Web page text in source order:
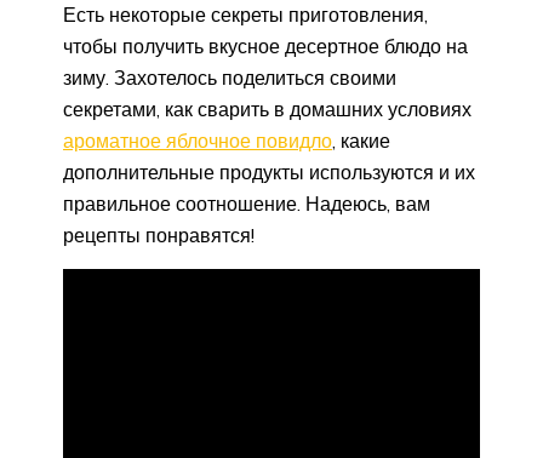
Есть некоторые секреты приготовления,
чтобы получить вкусное десертное блюдо на
зиму. Захотелось поделиться своими
секретами, как сварить в домашних условиях
ароматное яблочное повидло , какие
дополнительные продукты используются и их
правильное соотношение. Надеюсь, вам
рецепты понравятся!